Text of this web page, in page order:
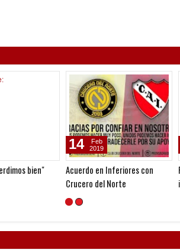
con
Pellegrino: "Tenemos una gran
ilusión de cara al jueves"
17
Oct
2015